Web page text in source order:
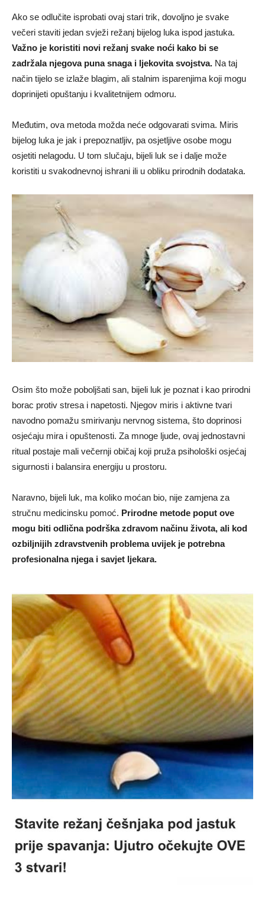
Ako se odlučite isprobati ovaj stari trik, dovoljno je svake
večeri staviti jedan svježi režanj bijelog luka ispod jastuka.
Važno je koristiti novi režanj svake noći kako bi se
zadržala njegova puna snaga i ljekovita svojstva. Na taj
način tijelo se izlaže blagim, ali stalnim isparenjima koji mogu
doprinijeti opuštanju i kvalitetnijem odmoru.
Međutim, ova metoda možda neće odgovarati svima. Miris
bijelog luka je jak i prepoznatljiv, pa osjetljive osobe mogu
osjetiti nelagodu. U tom slučaju, bijeli luk se i dalje može
koristiti u svakodnevnoj ishrani ili u obliku prirodnih dodataka.
Osim što može poboljšati san, bijeli luk je poznat i kao prirodni
borac protiv stresa i napetosti. Njegov miris i aktivne tvari
navodno pomažu smirivanju nervnog sistema, što doprinosi
osjećaju mira i opuštenosti. Za mnoge ljude, ovaj jednostavni
ritual postaje mali večernji običaj koji pruža psihološki osjećaj
sigurnosti i balansira energiju u prostoru.
Naravno, bijeli luk, ma koliko moćan bio, nije zamjena za
stručnu medicinsku pomoć. Prirodne metode poput ove
mogu biti odlična podrška zdravom načinu života, ali kod
ozbiljnijih zdravstvenih problema uvijek je potrebna
profesionalna njega i savjet ljekara.